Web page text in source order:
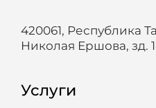
420061, Республика
Николая Ершова, зд.
Услуги